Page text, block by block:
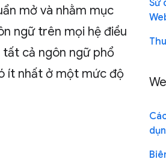
mở và nhằm mục
ngữ trên mọi hệ điều
cả ngôn ngữ phổ
ít nhất ở một mức độ
Sử